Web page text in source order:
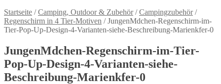
Startseite /Camping, Outdoor & Zubehör/Campingzubehör/
Regenschirm in 4 Tier-Motiven /JungenMdchen-Regenschirm-im-
Tier-Pop-Up-Design-4-Varianten-siehe-Beschreibung-Marienkfer-0
JungenMdchen-Regenschirm-im-Tier-
Pop-Up-Design-4-Varianten-siehe-
Beschreibung-Marienkfer-0